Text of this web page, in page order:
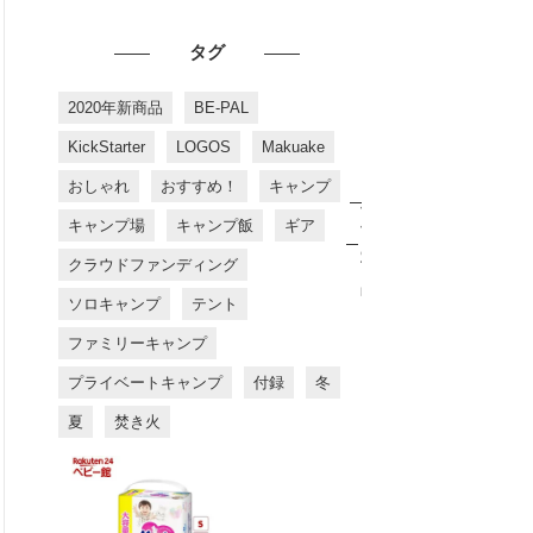
タグ
2020年新商品 BE-PAL
KickStarter LOGOS Makuake
おしゃれ おすすめ！ キャンプ
キャンプ場 キャンプ飯 ギア
クラウドファンディング
ソロキャンプ テント
ファミリーキャンプ
プライベートキャンプ 付録 冬
夏 焚き火
す
す
め
商
品